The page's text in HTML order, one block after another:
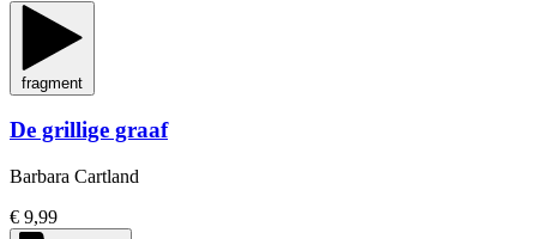
fragment
De grillige graaf
Barbara Cartland
€ 9,99